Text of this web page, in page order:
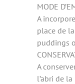
MODE
A
place de
puddings
A
l’abri de